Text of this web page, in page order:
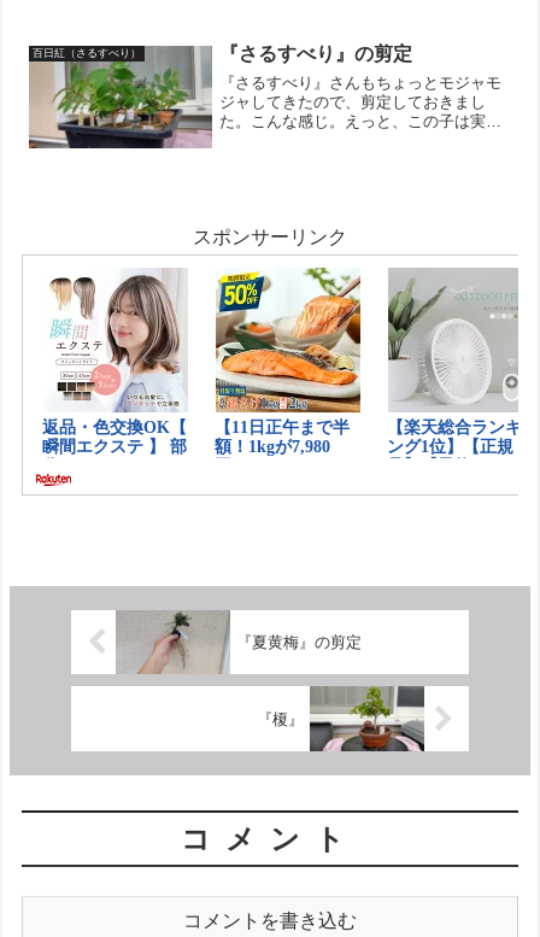
まだ経験が足りていない...
百日紅（さるすべり） 『さるすべり』の剪定
『さるすべり』さんもちょっとモジャモ
ジャしてきたので、剪定しておきまし
た。こんな感じ。えっと、この子は実生3
スポンサーリンク
『夏黄梅』の剪定
『榎』
コメント
コメントを書き込む